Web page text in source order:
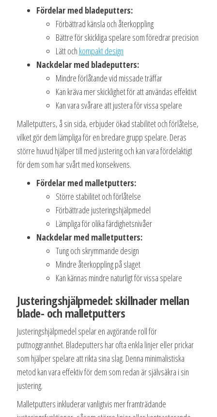
Fördelar med bladeputters:
Förbättrad känsla och återkoppling
Bättre för skickliga spelare som föredrar precision
Lätt och kompakt design
Nackdelar med bladeputters:
Mindre förlåtande vid missade träffar
Kan kräva mer skicklighet för att användas effektivt
Kan vara svårare att justera för vissa spelare
Malletputters, å sin sida, erbjuder ökad stabilitet och förlåtelse,
vilket gör dem lämpliga för en bredare grupp spelare. Deras
större huvud hjälper till med justering och kan vara fördelaktigt
för dem som har svårt med konsekvens.
Fördelar med malletputters:
Större stabilitet och förlåtelse
Förbättrade justeringshjälpmedel
Lämpliga för olika färdighetsnivåer
Nackdelar med malletputters:
Tung och skrymmande design
Mindre återkoppling på slaget
Kan kännas mindre naturligt för vissa spelare
Justeringshjälpmedel: skillnader mellan
blade- och malletputters
Justeringshjälpmedel spelar en avgörande roll för
puttnoggrannhet. Bladeputters har ofta enkla linjer eller prickar
som hjälper spelare att rikta sina slag. Denna minimalistiska
metod kan vara effektiv för dem som redan är självsäkra i sin
justering.
Malletputters inkluderar vanligtvis mer framträdande